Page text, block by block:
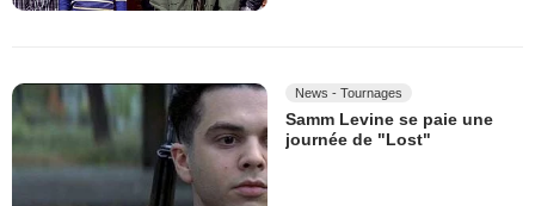
News - Tournages
Samm Levine se paie une
journée de "Lost"